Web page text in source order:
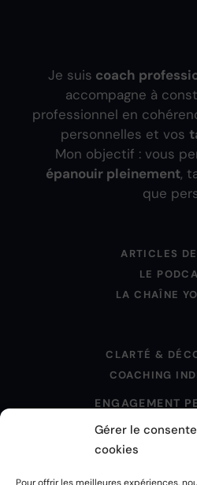
Gérer le
cookies
Je suis coach
accompagne à
professionnel en
personnelles et vos
Mon objectif : vous
épanouir pleinement,
que
ARTICLES
LE
LA CHAÎNE
CLARTÉ &
COACHING
ENGAGEMENT